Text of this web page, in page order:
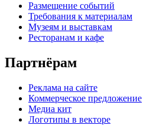
Размещение событий
Требования к материалам
Музеям и выставкам
Ресторанам и кафе
Партнёрам
Реклама на сайте
Коммерческое предложение
Медиа кит
Логотипы в векторе